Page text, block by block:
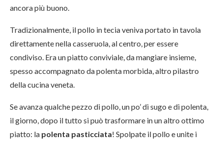
ancora più buono.
Tradizionalmente, il pollo in tecia veniva portato in tavola
direttamente nella casseruola, al centro, per essere
condiviso. Era un piatto conviviale, da mangiare insieme,
spesso accompagnato da polenta morbida, altro pilastro
della cucina veneta.
Se avanza qualche pezzo di pollo, un po’ di sugo e di polenta,
il giorno, dopo il tutto si può trasformare in un altro ottimo
piatto: la polenta pasticciata! Spolpate il pollo e unite i